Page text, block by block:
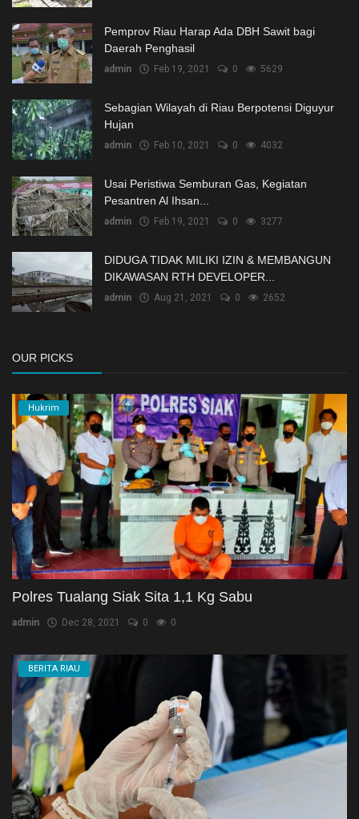
Pemprov Riau Harap Ada DBH Sawit bagi
Daerah Penghasil
admin Feb 19, 2021 0 5629
Sebagian Wilayah di Riau Berpotensi Diguyur
Hujan
admin Feb 10, 2021 0 4032
Usai Peristiwa Semburan Gas, Kegiatan
Pesantren Al Ihsan...
admin Feb 19, 2021 0 3277
DIDUGA TIDAK MILIKI IZIN & MEMBANGUN
DIKAWASAN RTH DEVELOPER...
admin Aug 21, 2021 0 2652
OUR PICKS
Hukrim
Polres Tualang Siak Sita 1,1 Kg Sabu
admin Dec 28, 2021 0 0
BERITA RIAU